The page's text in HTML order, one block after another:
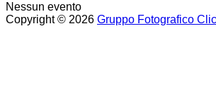
Nessun evento
Copyright © 2026 Gruppo Fotografico